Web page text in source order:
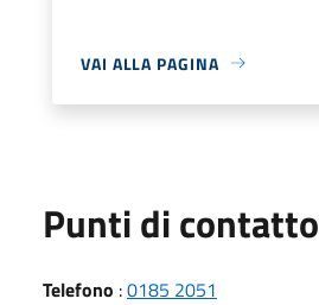
VAI ALLA PAGINA
Punti di contatto
Telefono :0185 2051